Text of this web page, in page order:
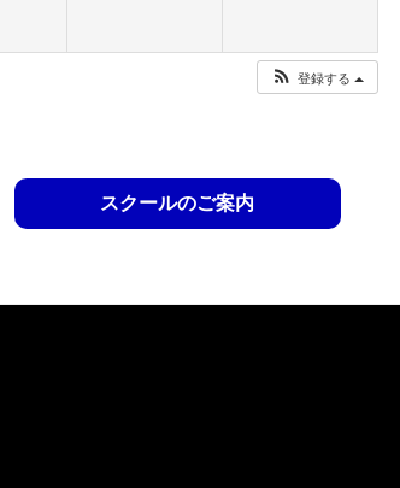
登録する
スクールのご案内